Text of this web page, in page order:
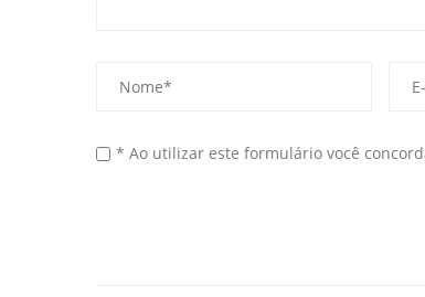
* Ao utilizar este formulário você